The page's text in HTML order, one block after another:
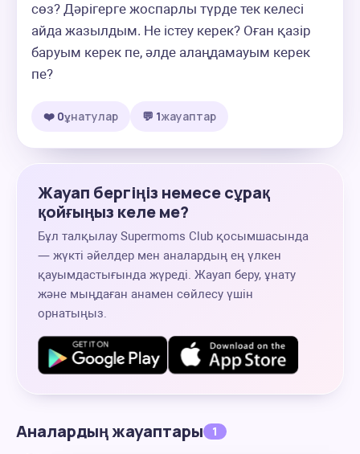
сөз? Дәрігерге жоспарлы түрде тек келесі
айда жазылдым. Не істеу керек? Оған қазір
баруым керек пе, әлде алаңдамауым керек
пе?
❤️ 0ұнатулар 💬 1жауаптар
Жауап бергіңіз немесе сұрақ
қойғыңыз келе ме?
Бұл талқылау Supermoms Club қосымшасында
— жүкті әйелдер мен аналардың ең үлкен
қауымдастығында жүреді. Жауап беру, ұнату
және мыңдаған анамен сөйлесу үшін
орнатыңыз.
Аналардың жауаптары 1